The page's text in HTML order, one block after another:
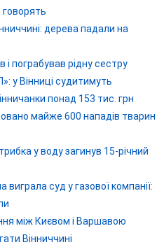
дерева падали на
і пограбував рідну сестру
у Вінниці судитимуть
понад 153 тис. грн
майже 600 нападів тварин
у воду загинув 15-річний
суд у газової компанії:
між Києвом і Варшавою
Вінниччині